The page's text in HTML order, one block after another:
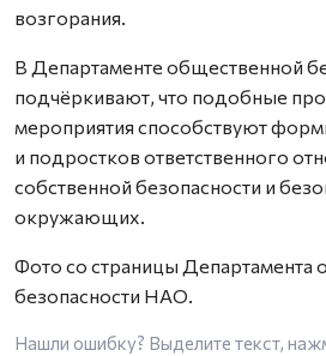
возгорания.
В Департаменте общественной
подчёркивают, что подобные
мероприятия способствуют
и подростков ответственного
собственной безопасности и
окружающих.
Фото со страницы Департамента
безопасности НАО.
Нашли ошибку? Выделите текст,